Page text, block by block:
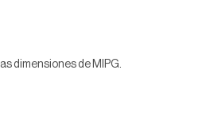
dimensiones de MIPG.